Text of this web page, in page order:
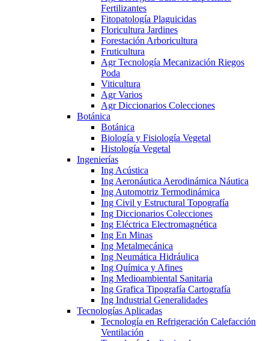
Fertilizantes
Fitopatología Plaguicidas
Floricultura Jardines
Forestación Arboricultura
Fruticultura
Agr Tecnología Mecanización Riegos
Poda
Viticultura
Agr Varios
Agr Diccionarios Colecciones
Botánica
Botánica
Biología y Fisiología Vegetal
Histología Vegetal
Ingenierías
Ing Acústica
Ing Aeronáutica Aerodinámica Náutica
Ing Automotriz Termodinámica
Ing Civil y Estructural Topografía
Ing Diccionarios Colecciones
Ing Eléctrica Electromagnética
Ing En Minas
Ing Metalmecánica
Ing Neumática Hidráulica
Ing Química y Afines
Ing Medioambiental Sanitaria
Ing Grafica Tipografía Cartografía
Ing Industrial Generalidades
Tecnologías Aplicadas
Tecnología en Refrigeración Calefacción
Ventilación